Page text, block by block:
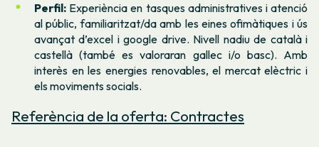
Perfil: Experiència en tasques administratives i atenció
al públic, familiaritzat/da amb les eines ofimàtiques i ús
avançat d’excel i google drive. Nivell nadiu de català i
castellà (també es valoraran gallec i/o basc). Amb
interès en les energies renovables, el mercat elèctric i
els moviments socials.
Referència de la oferta: Contractes